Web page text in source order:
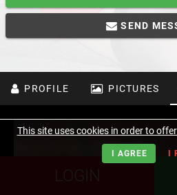
SEND
PROFILE PICTURES
LOGIN
This site uses cookies in order to
I AGREE I